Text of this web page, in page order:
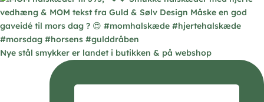
Nye stål smykker er landet i butikken & på webshop